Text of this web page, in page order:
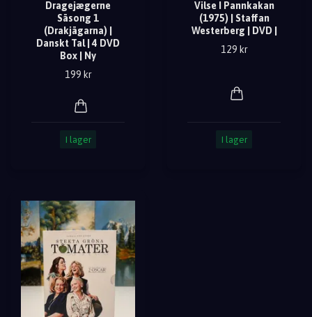
Dragejægerne
Säsong 1
(Drakjägarna) |
Danskt Tal | 4 DVD
Box | Ny
199 kr
I lager
Vilse I Pannkakan
(1975) | Staffan
Westerberg | DVD |
129 kr
I lager